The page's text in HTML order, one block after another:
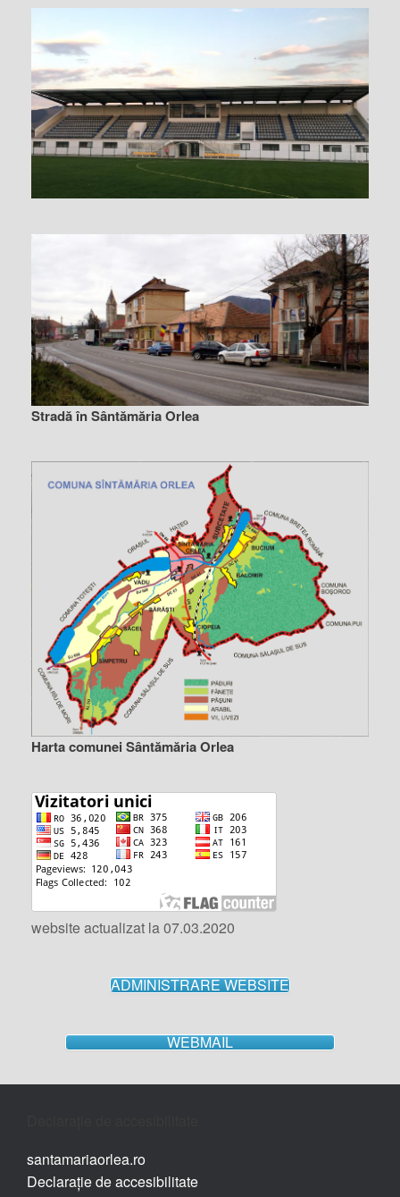
Stradă în Sântămăria Orlea
Harta comunei Sântămăria Orlea
website actualizat la 07.03.2020
ADMINISTRARE WEBSITE
WEBMAIL
santamariaorlea.ro
Declarație de accesibilitate